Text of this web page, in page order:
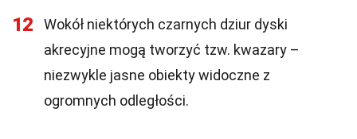
12
Wokół niektórych czarnych dziur dyski
akrecyjne mogą tworzyć tzw. kwazary –
niezwykle jasne obiekty widoczne z
ogromnych odległości.